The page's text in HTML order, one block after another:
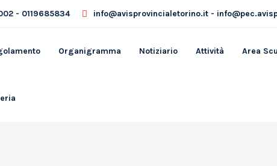
- 0119685834 info@avisprovincialetorino.it -
Organigramma Notiziario Attività Area